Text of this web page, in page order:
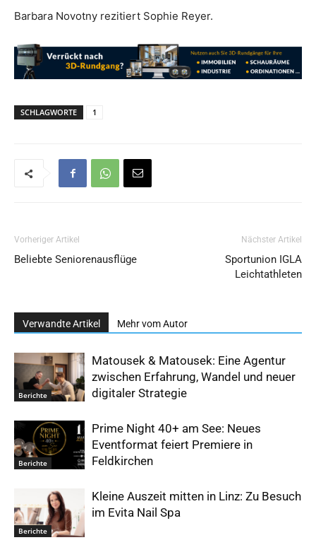
Barbara Novotny rezitiert Sophie Reyer.
SCHLAGWORTE 1
Vorheriger Artikel
Beliebte Seniorenausflüge
Nächster Artikel
Sportunion IGLA
Leichtathleten
Verwandte Artikel Mehr vom Autor
Berichte
Matousek & Matousek: Eine Agentur
zwischen Erfahrung, Wandel und neuer
digitaler Strategie
Berichte
Prime Night 40+ am See: Neues
Eventformat feiert Premiere in
Feldkirchen
Berichte
Kleine Auszeit mitten in Linz: Zu Besuch
im Evita Nail Spa